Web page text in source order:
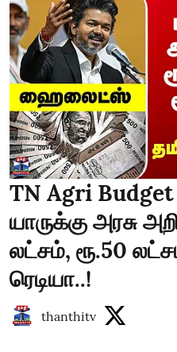
TN Agri Budget
யாருக்கு அரசு
லட்சம், ரூ.50
ரெடியா..!
thanthitv